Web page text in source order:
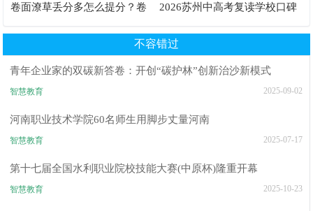
卷面潦草丢分多怎么提分？卷
2026苏州中高考复读学校口碑
不容错过
青年企业家的双碳新答卷：开创“碳护林”创新治沙新模式
智慧教育 2025-09-02
河南职业技术学院60名师生用脚步丈量河南
智慧教育 2025-07-17
第十七届全国水利职业院校技能大赛(中原杯)隆重开幕
智慧教育 2025-10-23